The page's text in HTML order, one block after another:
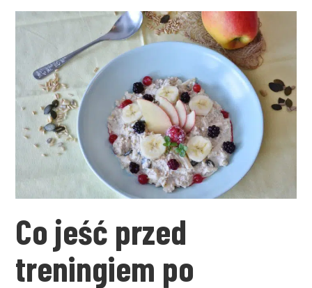
Co jeść przed
treningiem po